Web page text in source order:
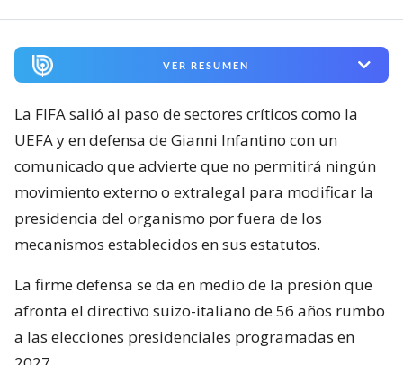
VER RESUMEN
La FIFA salió al paso de sectores críticos como la
UEFA y en defensa de Gianni Infantino con un
comunicado que advierte que no permitirá ningún
movimiento externo o extralegal para modificar la
presidencia del organismo por fuera de los
mecanismos establecidos en sus estatutos.
La firme defensa se da en medio de la presión que
afronta el directivo suizo-italiano de 56 años rumbo
a las elecciones presidenciales programadas en